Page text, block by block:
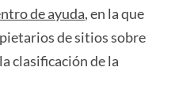
de ayuda, en la que
de sitios sobre
clasificación de la